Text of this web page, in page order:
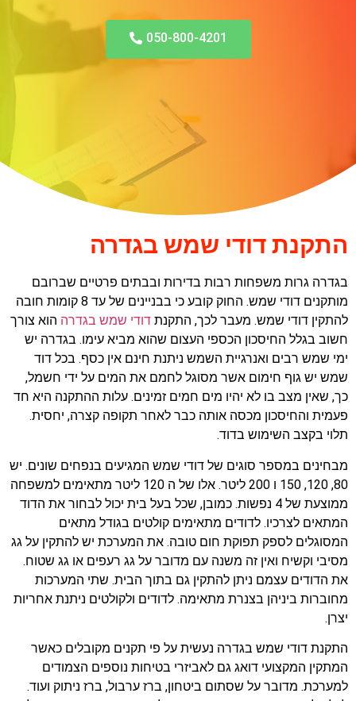
050-800-4201
התקנת דודי שמש בגדרה
בגדרה גרות משפחות רבות בדירות ובבתים פרטיים שברובם
מותקנים דודי שמש. החוק קובע כי בבניינים של עד 8 קומות חובה
להתקין דודי שמש. מעבר לכך, התקנת דודי שמש בגדרה הוא צורך
חשוב בגלל החיסכון הכספי העצום שהוא מביא עימו. בגדרה יש
ימי שמש רבים ואנרגיית השמש ניתנת חינם אין כסף. בכל דוד
שמש יש גוף חימום אשר מסוגל לחמם את המים על ידי חשמל,
כך, שאין מצב בו לא יהיו מים חמים זמינים. עלות ההתקנה היא חד
פעמית והחיסכון מכסה אותה כבר לאחר תקופה קצרה, יחסית.
תלוי בקצב השימוש בדוד.
מבחינים במספר סוגים של דודי שמש המגיעים בנפחים שונים. יש
80, 120, 150 ו 200 ליטר. אלו של ה 120 ליטר מתאימים למשפחה
ממוצעת של 4 נפשות. כמובן, שכל בעל בית יכול לבחור את הדוד
המתאים לצרכיו. לדודים מתאימים קולטים בגודל מתאים
המסוגלים לספק תפוקת חום טובה. את המערכת יש להתקין על גג
מסיבי וקשיח ואין זה משנה עם מדובר על גג רעפים או גג שטוח.
את הדודים עצמם ניתן להתקין גם בתוך הבית. שתי המערכות
מחוברות ביניהן בצנרת מתאימה. לדודים ולקולטים ניתנת אחריות
יצרן.
התקנת דודי שמש בגדרה נעשית על פי תקנים מקובלים כאשר
המתקין המקצועי דואג גם לאביזרי בטיחות נוספים הצמודים
למערכת. מדובר על שסתום ביטחון, ברז ערבול, ברז ניתוק ועוד.